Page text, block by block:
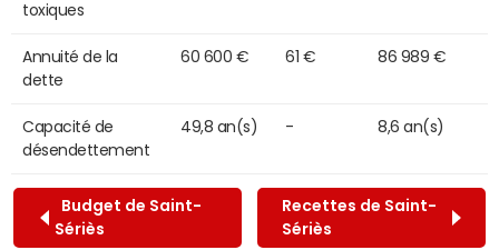
toxiques
Annuité de la
dette
60 600 € 61 € 86 989 €
Capacité de
désendettement
49,8 an(s) - 8,6 an(s)
Budget de Saint-
Sériès
Recettes de Saint-
Sériès